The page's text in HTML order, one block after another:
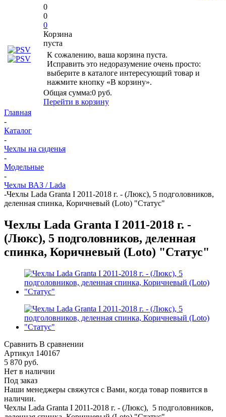
0
0
0
Корзина
пуста
К сожалению, ваша корзина пуста.
Исправить это недоразумение очень просто:
выберите в каталоге интересующий товар и
нажмите кнопку «В корзину».
Общая сумма:0 руб.
Перейти в корзину
Главная
-
Каталог
-
Чехлы на сиденья
-
Модельные
-
Чехлы ВАЗ / Lada
-Чехлы Lada Granta I 2011-2018 г. - (Люкс), 5 подголовников,
деленная спинка, Коричневый (Loto) "Статус"
Чехлы Lada Granta I 2011-2018 г. -
(Люкс), 5 подголовников, деленная
спинка, Коричневый (Loto) "Статус"
Сравнить В сравнении
Артикул 140167
5 870 руб.
Нет в наличии
Под заказ
Наши менеджеры свяжутся с Вами, когда товар появится в
наличии.
Чехлы Lada Granta I 2011-2018 г. - (Люкс), 5 подголовников,